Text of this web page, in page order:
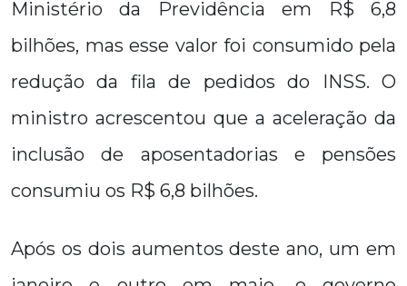
Ministério da Previdência em R$ 6,8
bilhões, mas esse valor foi consumido pela
redução da fila de pedidos do INSS. O
ministro acrescentou que a aceleração da
inclusão de aposentadorias e pensões
consumiu os R$ 6,8 bilhões.
Após os dois aumentos deste ano, um em